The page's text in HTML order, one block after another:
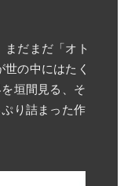
だまだ「オト
の中にはたく
垣間見る、そ
り詰まった作